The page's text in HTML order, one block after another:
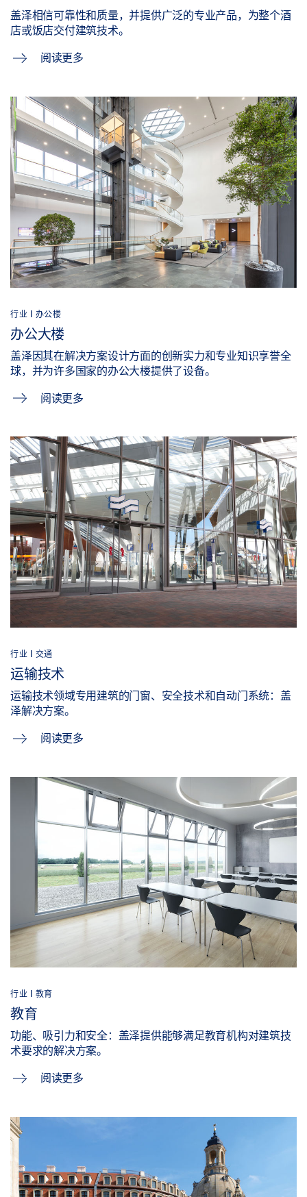
盖泽相信可靠性和质量，并提供广泛的专业产品，为整个酒
店或饭店交付建筑技术。
阅读更多
行业 | 办公楼
办公大楼
盖泽因其在解决方案设计方面的创新实力和专业知识享誉全
球，并为许多国家的办公大楼提供了设备。
阅读更多
行业 | 交通
运输技术
运输技术领域专用建筑的门窗、安全技术和自动门系统：盖
泽解决方案。
阅读更多
行业 | 教育
教育
功能、吸引力和安全：盖泽提供能够满足教育机构对建筑技
术要求的解决方案。
阅读更多